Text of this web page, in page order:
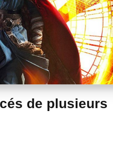
de plusieurs